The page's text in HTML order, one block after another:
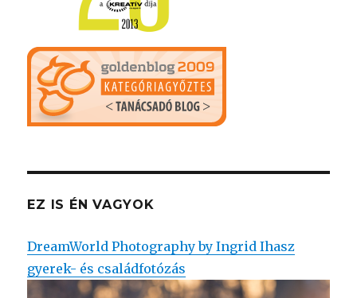
EZ IS ÉN VAGYOK
DreamWorld Photography by Ingrid Ihasz
gyerek- és családfotózás